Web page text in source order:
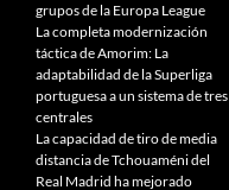
grupos de la Europa League
La completa modernización
táctica de Amorim: La
adaptabilidad de la Superliga
portuguesa a un sistema de tres
centrales
La capacidad de tiro de media
distancia de Tchouaméni del
Real Madrid ha mejorado